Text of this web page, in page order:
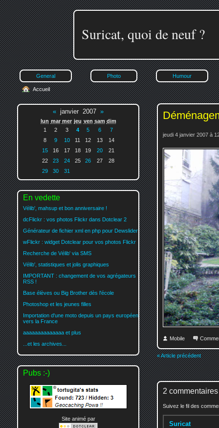
Suricat, quoi de neuf ?
General Photo Humour
jeudi 4 janvier 2007 à
Mobile
« Article précédent
2 commentaires
Suivez le fil des
Suricat
Accueil
« janvier 2007 »
lun mar mer jeu ven sam dim
1
2 3 4 5 6
7
8
9 10 11 12 13
14
15
16 17 18 19 20
21
22
23 24 25 26 27
28
29
30 31
En vedette
Vélib', mahsup et bon anniversaire !
dcFlickr : vos photos Flickr dans Dotclear 2
Générateur de fichier xml en php pour Dewslider
wFlickr : widget Dotclear pour vos photos Flickr
Recherche de Vélib' via SMS
Vélib', statistiques et jolis graphiques
IMPORTANT : changement de vos agrégateurs
RSS !
Base élèves ou Big Brother dès l'école
Photoshop et les jeunes filles
Importation d'une moto depuis un pays européen
vers la France
aaaaaaaaaaaaaa et plus
...et les archives...
Pubs :-)
Site animé par